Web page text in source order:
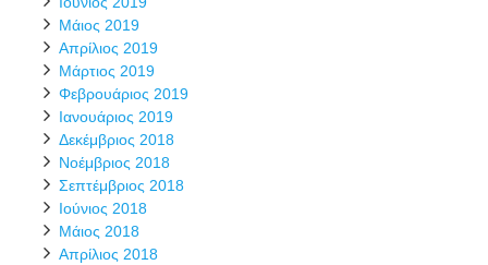
Μάιος 2019
Απρίλιος 2019
Μάρτιος 2019
Φεβρουάριος 2019
Ιανουάριος 2019
Δεκέμβριος 2018
Νοέμβριος 2018
Σεπτέμβριος 2018
Ιούνιος 2018
Μάιος 2018
Απρίλιος 2018